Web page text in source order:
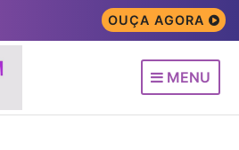
OUÇA AGORA
MENU